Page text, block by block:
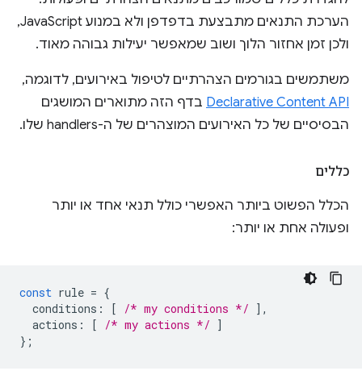
הערכת התנאים מתבצעת בדפדפן ולא במנוע JavaScript,
ולכן זמן אחזור הלוך ושוב שמאפשר יעילות גבוהה מאוד.
משתמשים בגורמים הצהרתיים לטיפול באירועים, לדוגמה,
Declarative Content API בדף הזה מתוארים המושגים
הבסיסיים של כל האירועים המוצהרים של ה-handlers שלו.
כללים
הכלל הפשוט ביותר האפשרי כולל תנאי אחד או יותר
ופעולה אחת או יותר:
const rule = {
conditions : [ /* my conditions */ ],
actions : [ /* my actions */ ]
};